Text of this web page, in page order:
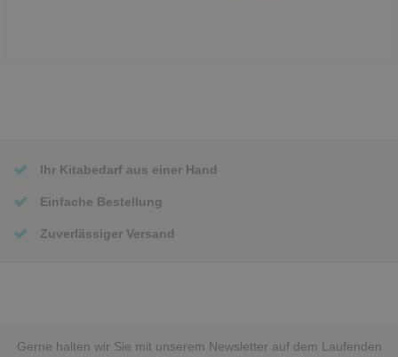
Ihr Kitabedarf aus einer Hand
Einfache Bestellung
Zuverlässiger Versand
Gerne halten wir Sie mit unserem Newsletter auf dem Laufenden